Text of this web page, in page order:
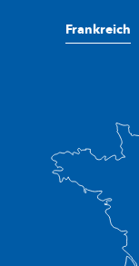
Frankreich